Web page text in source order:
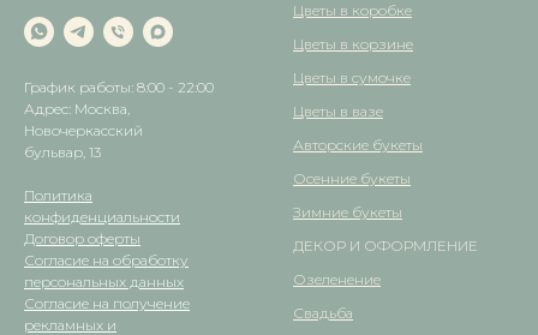
График работы: 8:00 - 22:00
Адрес: Москва,
Новочеркасский
бульвар, 13
Политика
конфиденциальности
Договор оферты
Согласие на обработку
персональных данных
Согласие на получение
рекламных и
Цветы в коробке
Цветы в корзине
Цветы в сумочке
Цветы в вазе
Авторские букеты
Осенние букеты
Зимние букеты
ДЕКОР И ОФОРМЛЕНИЕ
Озеленение
Свадьба